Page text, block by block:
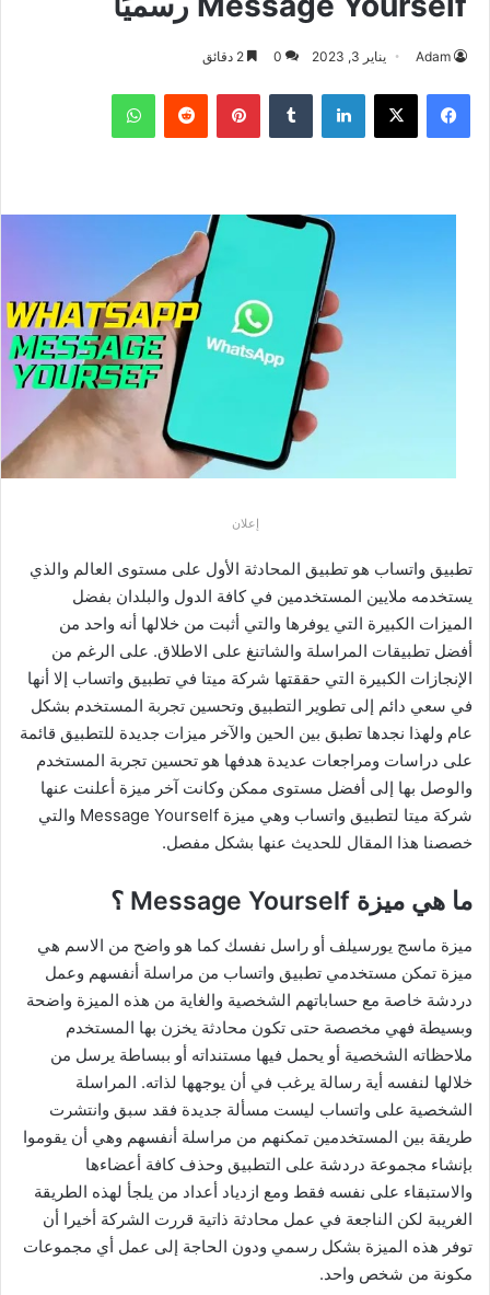
Adam يناير 3, 2023 0
فيسبوك ‫X لينكدإن بينتيريست واتساب
إعلان
تطبيق واتساب هو تطبيق المحادثة الأول على مستوى العالم والذي
يستخدمه ملايين المستخدمين في كافة الدول والبلدان بفضل
الميزات الكبيرة التي يوفرها والتي أثبت من خلالها أنه واحد من
أفضل تطبيقات المراسلة والشاتنغ على الاطلاق. على الرغم من
الإنجازات الكبيرة التي حققتها شركة ميتا في تطبيق واتساب إلا أنها
في سعي دائم إلى تطوير التطبيق وتحسين تجربة المستخدم بشكل
عام ولهذا نجدها تطبق بين الحين والآخر ميزات جديدة للتطبيق قائمة
على دراسات ومراجعات عديدة هدفها هو تحسين تجربة المستخدم
والوصل بها إلى أفضل مستوى ممكن وكانت آخر ميزة أعلنت عنها
شركة ميتا لتطبيق واتساب وهي ميزة Message Yourself والتي
خصصنا هذا المقال للحديث عنها بشكل مفصل.
ما هي ميزة Message Yourself ؟
ميزة ماسج يورسيلف أو راسل نفسك كما هو واضح من الاسم هي
ميزة تمكن مستخدمي تطبيق واتساب من مراسلة أنفسهم وعمل
دردشة خاصة مع حساباتهم الشخصية والغاية من هذه الميزة واضحة
وبسيطة فهي مخصصة حتى تكون محادثة يخزن بها المستخدم
ملاحظاته الشخصية أو يحمل فيها مستنداته أو ببساطة يرسل من
خلالها لنفسه أية رسالة يرغب في أن يوجهها لذاته. المراسلة
الشخصية على واتساب ليست مسألة جديدة فقد سبق وانتشرت
طريقة بين المستخدمين تمكنهم من مراسلة أنفسهم وهي أن يقوموا
بإنشاء مجموعة دردشة على التطبيق وحذف كافة أعضاءها
والاستبقاء على نفسه فقط ومع ازدياد أعداد من يلجأ لهذه الطريقة
الغريبة لكن الناجعة في عمل محادثة ذاتية قررت الشركة أخيرا أن
توفر هذه الميزة بشكل رسمي ودون الحاجة إلى عمل أي مجموعات
مكونة من شخص واحد.